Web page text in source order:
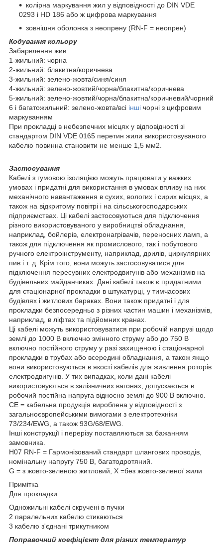
колірна маркування жил у відповідності до DIN VDE
0293 і HD 186 або ж цифрова маркування
зовнішня оболонка з неопрену (RN-F = неопрен)
Кодування кольору
Забарвлення жив:
1-жильний: чорна
2-жильний: блакитна/коричнева
3-жильний: зелено-жовта/синя/синя
4-жильний: зелено-жовтий/чорна/блакитна/коричнева
5-жильний: зелено-жовтий/чорна/блакитна/коричневий/чорний
6 і багатожильний: зелено-жовта/всі інші чорні з цифровим
маркуванням
При прокладці в небезпечних місцях у відповідності зі
стандартом DIN VDE 0165 перетин жили використовуваного
кабелю повинна становити не менше 1,5 мм2.
Застосування
Кабелі з гумовою ізоляцією можуть працювати у важких
умовах і придатні для використання в умовах впливу на них
механічного навантаження в сухих, вологих і сирих місцях, а
також на відкритому повітрі і на сільськогосподарських
підприємствах. Ці кабелі застосовуються для підключення
різного використовуваного у виробництві обладнання,
наприклад, бойлерів, електронагрівачів, переносних ламп, а
також для підключення як промислового, так і побутового
ручного електроінструменту, наприклад, дрилів, циркулярних
пив і т. д. Крім того, вони можуть застосовуватися для
підключення пересувних електродвигунів або механізмів на
будівельних майданчиках. Дані кабелі також є придатними
для стаціонарної прокладки в штукатурці, у тимчасових
будівлях і житлових бараках. Вони також придатні і для
прокладки безпосередньо з різних частин машин і механізмів,
наприклад, в ліфтах та підйомних кранах.
Ці кабелі можуть використовуватися при робочій напрузі щодо
землі до 1000 В включно змінного струму або до 750 В
включно постійного струму у разі захищеною і стаціонарної
прокладки в трубах або всередині обладнання, а також якщо
вони використовуються в якості кабелів для живлення роторів
електродвигунів. У тих випадках, коли дані кабелі
використовуються в залізничних вагонах, допускається в
робочий постійна напруга відносно землі до 900 В включно.
CE = кабельна продукція вироблена у відповідності з
загальноєвропейськими вимогами з електротехніки
73/234/EWG, а також 93G/68/EWG.
Інші конструкції і перерізу поставляються за бажанням
замовника.
H07 RN-F = Гармонізований стандарт шлангових проводів,
номінальну напругу 750 В, багатодротяний.
G = з жовто-зеленою житловий, X =без жовто-зеленої жили
Примітка
Для прокладки
Одножильні кабелі скручені в пучки
2 паралельних кабелю стикаються
3 кабелю з'єднані трикутником
Поправочний коефіцієнт для різних температур